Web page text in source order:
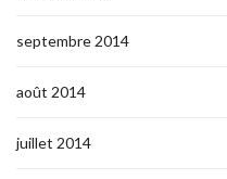
septembre 2014
août 2014
juillet 2014